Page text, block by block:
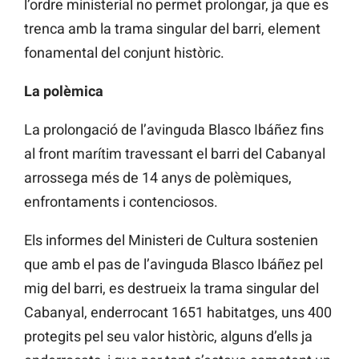
l’ordre ministerial no permet prolongar, ja que es
trenca amb la trama singular del barri, element
fonamental del conjunt històric.
La polèmica
La prolongació de l’avinguda Blasco Ibáñez fins
al front marítim travessant el barri del Cabanyal
arrossega més de 14 anys de polèmiques,
enfrontaments i contenciosos.
Els informes del Ministeri de Cultura sostenien
que amb el pas de l’avinguda Blasco Ibáñez pel
mig del barri, es destrueix la trama singular del
Cabanyal, enderrocant 1651 habitatges, uns 400
protegits pel seu valor històric, alguns d’ells ja